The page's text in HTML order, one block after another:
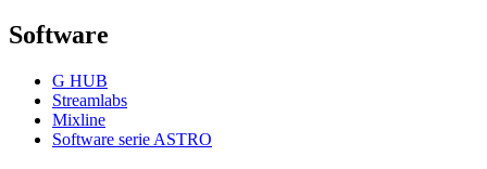
Software
G HUB
Streamlabs
Mixline
Software serie ASTRO